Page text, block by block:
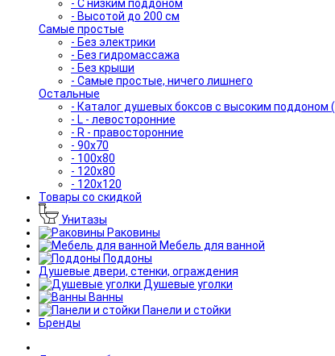
- С низким поддоном
- Высотой до 200 см
Самые простые
- Без электрики
- Без гидромассажа
- Без крыши
- Самые простые, ничего лишнего
Остальные
- Каталог душевых боксов с высоким поддоном
- L - левосторонние
- R - правосторонние
- 90x70
- 100x80
- 120x80
- 120x120
Товары со скидкой
Унитазы
Раковины
Мебель для ванной
Поддоны
Душевые двери, стенки, ограждения
Душевые уголки
Ванны
Панели и стойки
Бренды